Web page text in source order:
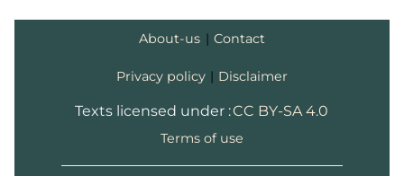
About-us | Contact
Privacy policy | Disclaimer
Texts licensed under :CC BY-SA 4.0
Terms of use